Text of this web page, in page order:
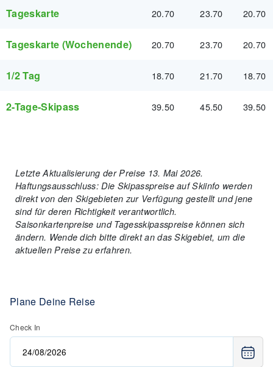
Tageskarte 20.70 23.70 20.70
Tageskarte (Wochenende) 20.70 23.70 20.70
1/2 Tag 18.70 21.70 18.70
2-Tage-Skipass 39.50 45.50 39.50
Letzte Aktualisierung der Preise 13. Mai 2026.
Haftungsausschluss: Die Skipasspreise auf Skiinfo werden
direkt von den Skigebieten zur Verfügung gestellt und jene
sind für deren Richtigkeit verantwortlich.
Saisonkartenpreise und Tagesskipasspreise können sich
ändern. Wende dich bitte direkt an das Skigebiet, um die
aktuellen Preise zu erfahren.
Plane Deine Reise
Check In